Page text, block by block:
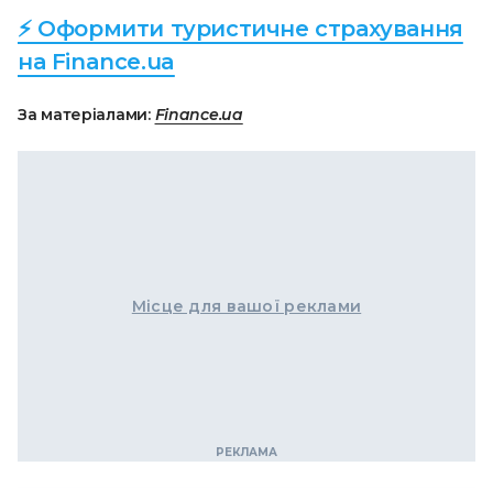
⚡ Оформити туристичне страхування
на Finance.ua
За матеріалами: Finance.ua
Місце для вашої реклами